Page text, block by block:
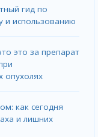
гид по
и использованию
это за препарат
опухолях
как сегодня
и лишних